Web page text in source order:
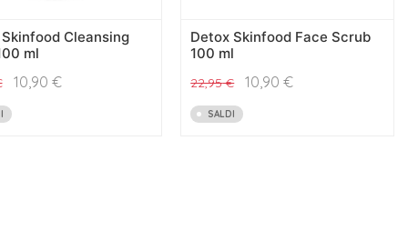
Cleansing
ml
10,90 €
Detox Skinfood Face Scrub
100 ml
22,95€ 10,90 €
SALDI